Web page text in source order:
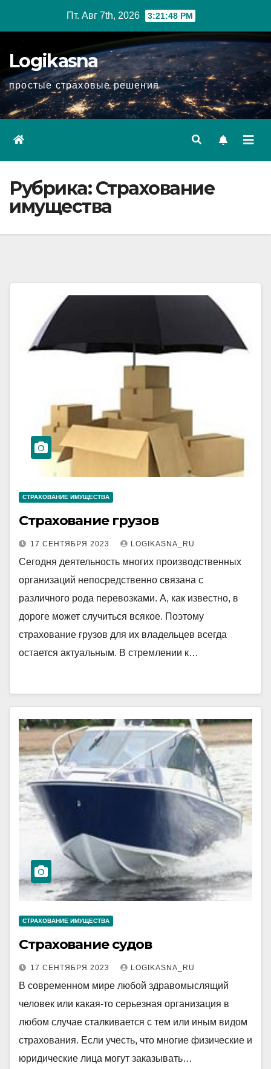
Пт. Авг 7th, 2026 3:21:49 PM
Logikasna
простые страховые решения
Рубрика:Страхование
имущества
СТРАХОВАНИЕ ИМУЩЕСТВА
Страхование грузов
17 СЕНТЯБРЯ 2023 LOGIKASNA_RU
Сегодня деятельность многих производственных
организаций непосредственно связана с
различного рода перевозками. А, как известно, в
дороге может случиться всякое. Поэтому
страхование грузов для их владельцев всегда
остается актуальным. В стремлении к…
СТРАХОВАНИЕ ИМУЩЕСТВА
Страхование судов
17 СЕНТЯБРЯ 2023 LOGIKASNA_RU
В современном мире любой здравомыслящий
человек или какая-то серьезная организация в
любом случае сталкивается с тем или иным видом
страхования. Если учесть, что многие физические и
юридические лица могут заказывать…